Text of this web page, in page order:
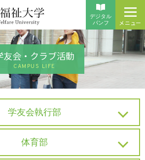
デジタル
パンフ
メニュー
友会・クラブ活動
CAMPUS LIFE
学友会執行部
体育部